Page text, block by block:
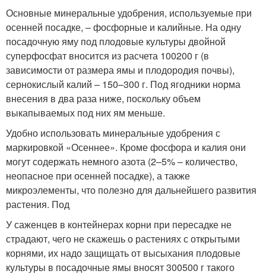
Основные минеральные удобрения, используемые при
осенней посадке, – фосфорные и калийные. На одну
посадочную яму под плодовые культуры двойной
суперфосфат вносится из расчета 100200 г (в
зависимости от размера ямы и плодородия почвы),
сернокислый калий – 150–300 г. Под ягодники норма
внесения в два раза ниже, поскольку объем
выкапываемых под них ям меньше.
Удобно использовать минеральные удобрения с
маркировкой «Осеннее». Кроме фосфора и калия они
могут содержать немного азота (2–5% – количество,
неопасное при осенней посадке), а также
микроэлементы, что полезно для дальнейшего развития
растения. Под
У саженцев в контейнерах корни при пересадке не
страдают, чего не скажешь о растениях с открытыми
корнями, их надо защищать от высыхания плодовые
культуры в посадочные ямы вносят 300500 г такого